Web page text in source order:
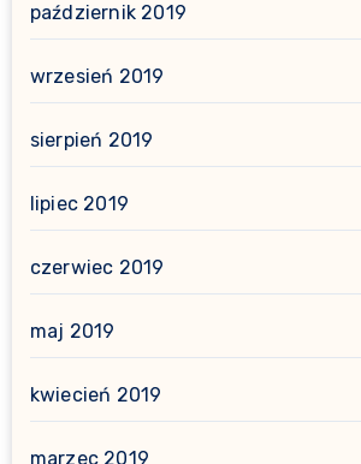
październik 2019
wrzesień 2019
sierpień 2019
lipiec 2019
czerwiec 2019
maj 2019
kwiecień 2019
marzec 2019